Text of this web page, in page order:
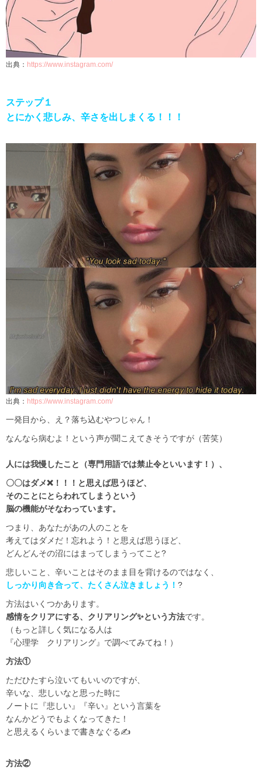
出典： https://www.instagram.com/
ステップ１
とにかく悲しみ、辛さを出しまくる！！！
出典： https://www.instagram.com/
一発目から、え？落ち込むやつじゃん！
なんなら病むよ！という声が聞こえてきそうですが（苦笑）
人には我慢したこと（専門用語では禁止令といいます！）、
〇〇はダメ❌！！！と思えば思うほど、
そのことにとらわれてしまうという
脳の機能がそなわっています。
つまり、あなたがあの人のことを
考えてはダメだ！忘れよう！ と思えば思うほど、
どんどんその沼にはまってしまうってこと?
悲しいこと、辛いことはそのまま目を背けるのではなく、
しっかり向き合って、たくさん泣きましょう！ ?
方法はいくつかあります。
感情をクリアにする、クリアリング✨という方法です。
（もっと詳しく気になる人は
『心理学 クリアリング』で調べてみてね！）
方法①
ただひたすら泣いてもいいのですが、
辛いな、悲しいなと思った時に
ノートに『悲しい』『辛い』という言葉を
なんかどうでもよくなってきた！
と思えるくらいまで書きなぐる✍️
方法②